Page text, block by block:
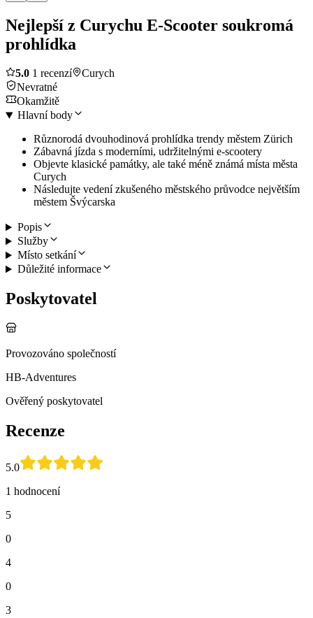
Nejlepší z Curychu E-Scooter soukromá
prohlídka
5.0 1 recenzí
Curych
Nevratné
Okamžitě
Hlavní body
Různorodá dvouhodinová prohlídka trendy městem Zürich
Zábavná jízda s moderními, udržitelnými e-scootery
Objevte klasické památky, ale také méně známá místa města
Curych
Následujte vedení zkušeného městského průvodce největším
městem Švýcarska
Popis
Služby
Místo setkání
Důležité informace
Poskytovatel
Provozováno společností
HB-Adventures
Ověřený poskytovatel
Recenze
5.0
1 hodnocení
5
0
4
0
3